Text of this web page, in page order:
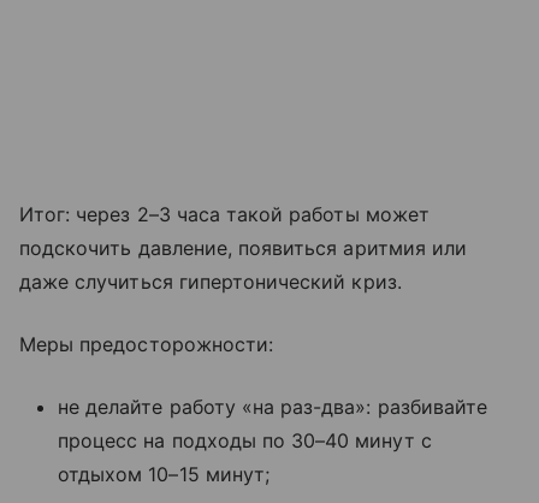
Итог: через 2–3 часа такой работы может
подскочить давление, появиться аритмия или
даже случиться гипертонический криз.
Меры предосторожности:
не делайте работу «на раз-два»: разбивайте
процесс на подходы по 30–40 минут с
отдыхом 10–15 минут;